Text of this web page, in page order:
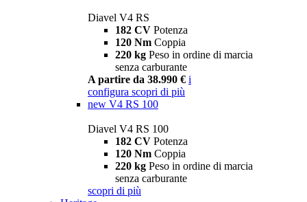
Diavel V4 RS
182 CV Potenza
120 Nm Coppia
220 kg Peso in ordine di marcia
senza carburante
A partire da 38.990 € i
configura scopri di più
new V4 RS 100
Diavel V4 RS 100
182 CV Potenza
120 Nm Coppia
220 kg Peso in ordine di marcia
senza carburante
scopri di più